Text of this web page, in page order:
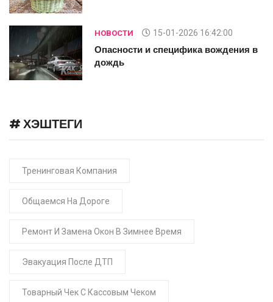
НОВОСТИ 15-01-2026 16:42:00
Опасности и специфика вождения в
дождь
# ХЭШТЕГИ
Тренинговая Компания
Общаемся На Дороге
Ремонт И Замена Окон В Зимнее Время
Эвакуация После ДТП
Товарный Чек С Кассовым Чеком